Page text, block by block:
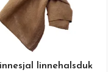
linnehalsduk